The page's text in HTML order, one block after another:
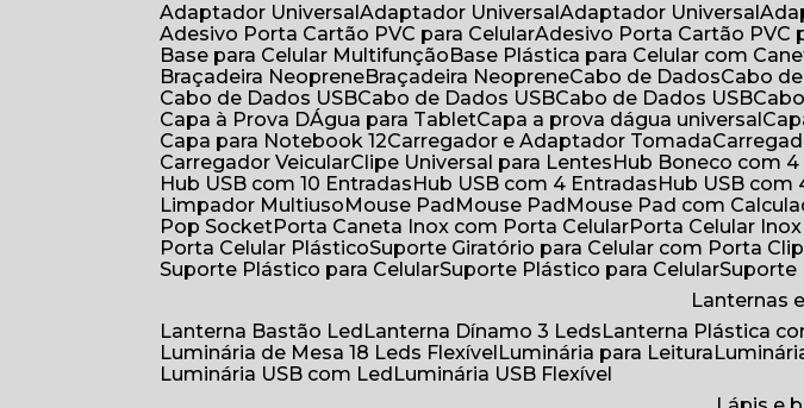
Adaptador Universal
Adaptador Universal Adaptador Universal
Adesivo Porta Cartão PVC para Celular
Adesivo Porta Cartão PVC
Base para Celular Multifunção
Base Plástica para Celular com
Braçadeira Neoprene
Braçadeira Neoprene Cabo de Dados Cabo
Cabo de Dados USB
Cabo de Dados USB Cabo de Dados USB
Capa à Prova DÁgua para Tablet
Capa a prova dágua universal
Capa para Notebook 12
Carregador e Adaptador Tomada
Carregador Veicular
Clipe Universal para Lentes Hub Boneco com
Hub USB com 10 Entradas
Hub USB com 4 Entradas Hub USB
Limpador Multiuso
Mouse Pad Mouse Pad Mouse Pad com
Pop Socket
Porta Caneta Inox com Porta Celular Porta Celular Inox
Porta Celular Plástico
Suporte Giratório para Celular com Porta
Suporte Plástico para Celular Suporte Plástico para Celular
Lanternas
Lanterna Bastão Led
Lanterna Dínamo 3 Leds Lanterna Plástica
Luminária de Mesa 18 Leds Flexível
Luminária para Leitura
Luminária USB com Led
Luminária USB Flexível